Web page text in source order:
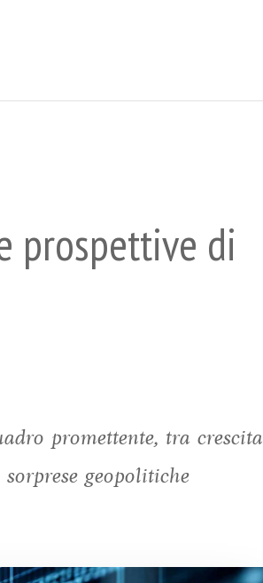
prospettive di
promettente, tra crescita
geopolitiche